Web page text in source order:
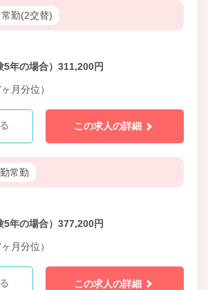
常勤(2交替)
5年の場合）311,200円
月分位）
この求人の詳細
常勤
5年の場合）377,200円
月分位）
この求人の詳細